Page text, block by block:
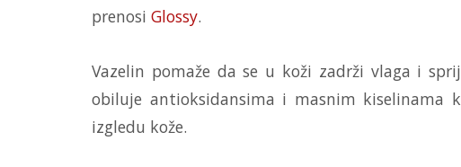
prenosi Glossy.
Vazelin pomaže da se u koži zadrži vlaga i
obiluje antioksidansima i masnim kiselinama
izgledu kože.